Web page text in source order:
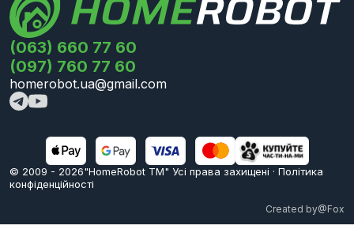
(063) 660 77 60
(097) 760 77 60
homerobot.ua@gmail.com
© 2009 - 2026"HomeRobot ТМ" Усi права захищені · Політика
конфіденційності
Created by@Fox